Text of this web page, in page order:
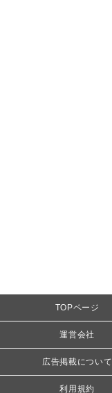
TOPページ
運営会社
広告掲載について
利用規約